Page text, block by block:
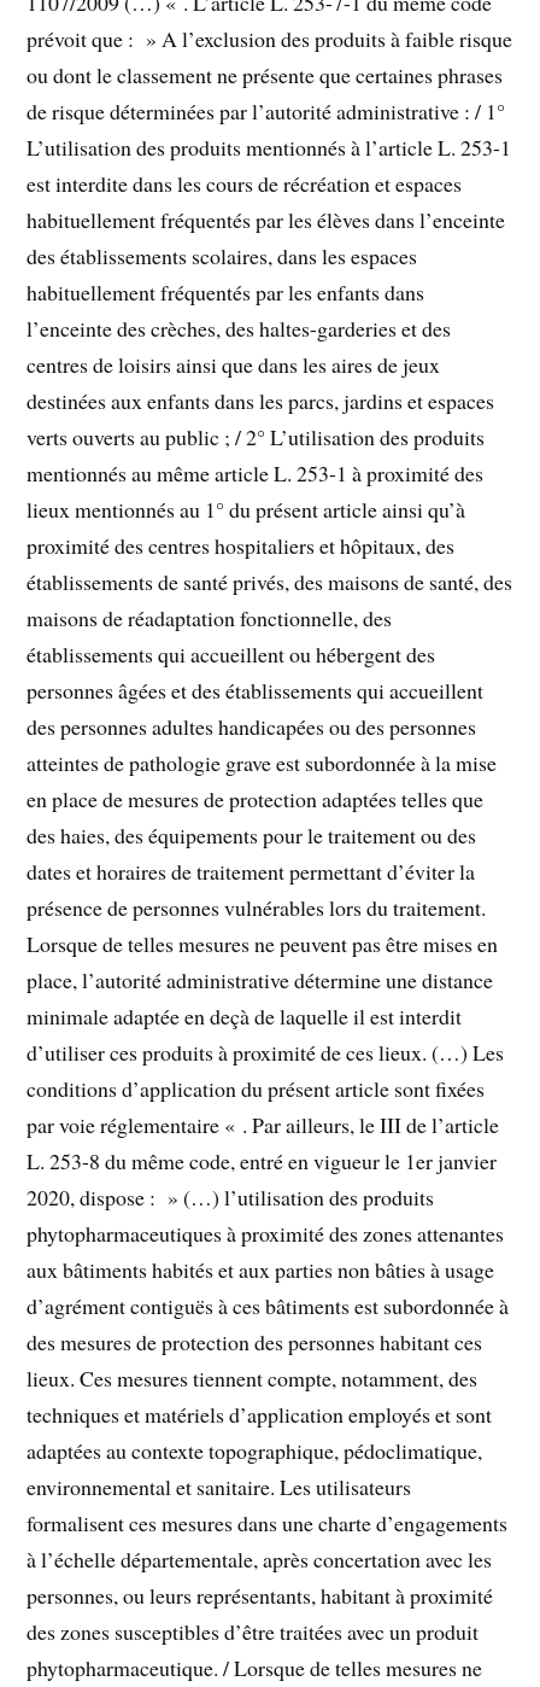
prévoit que : » A l’exclusion des produits à faible risque
ou dont le classement ne présente que certaines phrases
de risque déterminées par l’autorité administrative : / 1°
L’utilisation des produits mentionnés à l’article L. 253-1
est interdite dans les cours de récréation et espaces
habituellement fréquentés par les élèves dans l’enceinte
des établissements scolaires, dans les espaces
habituellement fréquentés par les enfants dans
l’enceinte des crèches, des haltes-garderies et des
centres de loisirs ainsi que dans les aires de jeux
destinées aux enfants dans les parcs, jardins et espaces
verts ouverts au public ; / 2° L’utilisation des produits
mentionnés au même article L. 253-1 à proximité des
lieux mentionnés au 1° du présent article ainsi qu’à
proximité des centres hospitaliers et hôpitaux, des
établissements de santé privés, des maisons de santé, des
maisons de réadaptation fonctionnelle, des
établissements qui accueillent ou hébergent des
personnes âgées et des établissements qui accueillent
des personnes adultes handicapées ou des personnes
atteintes de pathologie grave est subordonnée à la mise
en place de mesures de protection adaptées telles que
des haies, des équipements pour le traitement ou des
dates et horaires de traitement permettant d’éviter la
présence de personnes vulnérables lors du traitement.
Lorsque de telles mesures ne peuvent pas être mises en
place, l’autorité administrative détermine une distance
minimale adaptée en deçà de laquelle il est interdit
d’utiliser ces produits à proximité de ces lieux. (…) Les
conditions d’application du présent article sont fixées
par voie réglementaire « . Par ailleurs, le III de l’article
L. 253-8 du même code, entré en vigueur le 1er janvier
2020, dispose : » (…) l’utilisation des produits
phytopharmaceutiques à proximité des zones attenantes
aux bâtiments habités et aux parties non bâties à usage
d’agrément contiguës à ces bâtiments est subordonnée à
des mesures de protection des personnes habitant ces
lieux. Ces mesures tiennent compte, notamment, des
techniques et matériels d’application employés et sont
adaptées au contexte topographique, pédoclimatique,
environnemental et sanitaire. Les utilisateurs
formalisent ces mesures dans une charte d’engagements
à l’échelle départementale, après concertation avec les
personnes, ou leurs représentants, habitant à proximité
des zones susceptibles d’être traitées avec un produit
phytopharmaceutique. / Lorsque de telles mesures ne